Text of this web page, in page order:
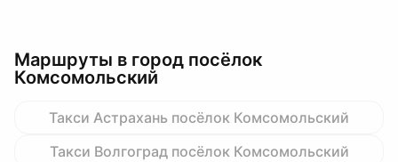
Маршруты в город посёлок
Комсомольский
Такси Астрахань посёлок Комсомольский
Такси Волгоград посёлок Комсомольский